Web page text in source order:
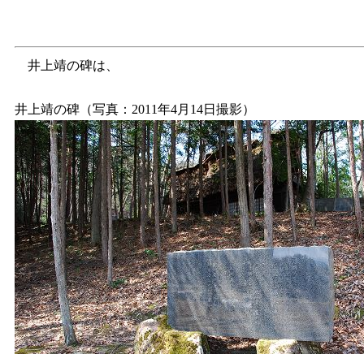
井上靖の碑は、
井上靖の碑（写真：2011年4月14日撮影）